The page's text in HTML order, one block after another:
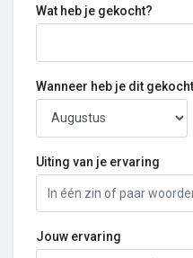
Wat heb je gekocht?
Wanneer heb je dit
Uiting van je ervaring
Jouw ervaring